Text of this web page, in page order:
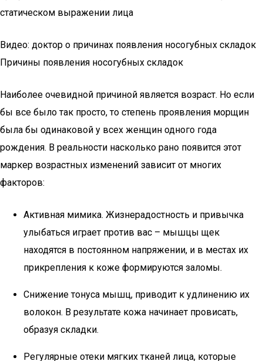
статическом выражении лица
Видео: доктор о причинах появления носогубных складок
Причины появления носогубных складок
Наиболее очевидной причиной является возраст. Но если
бы все было так просто, то степень проявления морщин
была бы одинаковой у всех женщин одного года
рождения. В реальности насколько рано появится этот
маркер возрастных изменений зависит от многих
факторов:
Активная мимика. Жизнерадостность и привычка
улыбаться играет против вас – мышцы щек
находятся в постоянном напряжении, и в местах их
прикрепления к коже формируются заломы.
Снижение тонуса мышц, приводит к удлинению их
волокон. В результате кожа начинает провисать,
образуя складки.
Регулярные отеки мягких тканей лица, которые